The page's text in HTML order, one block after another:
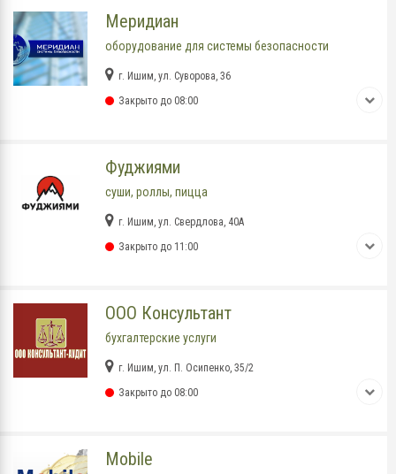
Меридиан
оборудование для системы безопасности
г. Ишим, ул. Суворова, 36
Закрыто до 08:00
Фуджиями
суши, роллы, пицца
г. Ишим, ул. Свердлова, 40А
Закрыто до 11:00
ООО Консультант
бухгалтерские услуги
г. Ишим, ул. П. Осипенко, 35/2
Закрыто до 08:00
Mobile